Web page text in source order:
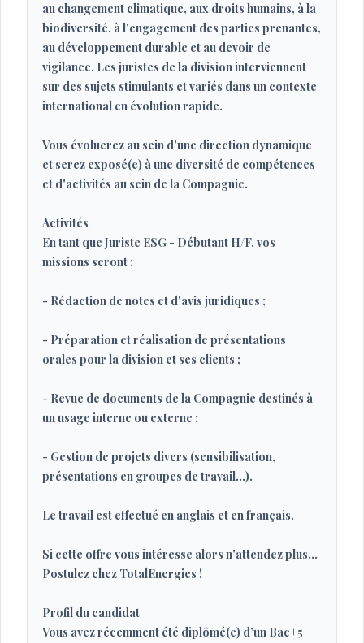
au changement climatique, aux droits humains, à la
biodiversité, à l'engagement des parties prenantes,
au développement durable et au devoir de
vigilance. Les juristes de la division interviennent
sur des sujets stimulants et variés dans un contexte
international en évolution rapide.
Vous évoluerez au sein d'une direction dynamique
et serez exposé(e) à une diversité de compétences
et d'activités au sein de la Compagnie.
Activités
En tant que Juriste ESG - Débutant H/F, vos
missions seront :
- Rédaction de notes et d'avis juridiques ;
- Préparation et réalisation de présentations
orales pour la division et ses clients ;
- Revue de documents de la Compagnie destinés à
un usage interne ou externe ;
- Gestion de projets divers (sensibilisation,
présentations en groupes de travail...).
Le travail est effectué en anglais et en français.
Si cette offre vous intéresse alors n'attendez plus...
Postulez chez TotalEnergies !
Profil du candidat
Vous avez récemment été diplômé(e) d’un Bac+5